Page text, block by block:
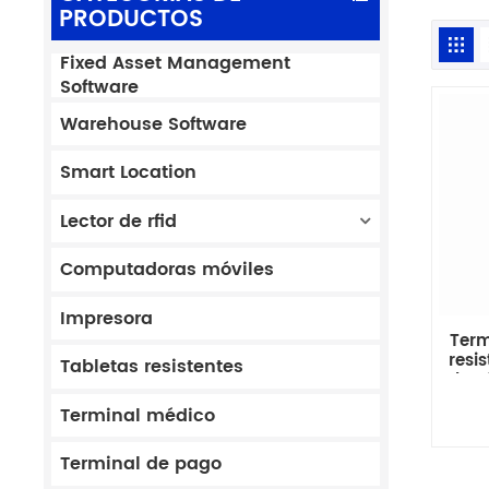
PRODUCTOS
Fixed Asset Management
Software
Warehouse Software
Smart Location
Lector de rfid
Computadoras móviles
Impresora
Tabletas resistentes
Terminal médico
Terminal de pago
de